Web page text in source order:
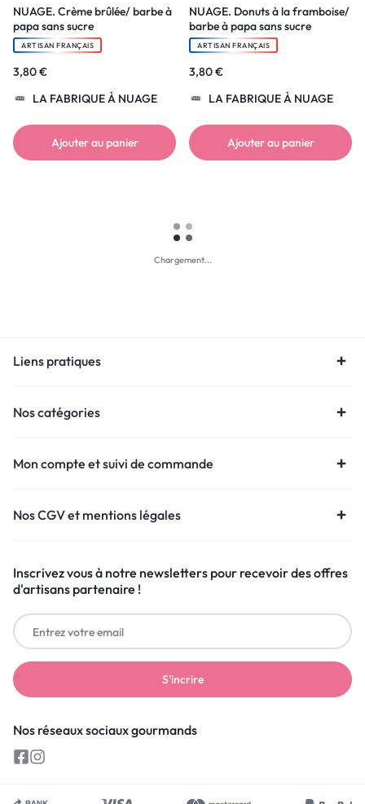
NUAGE. Crème brûlée/ barbe à
papa sans sucre
ARTISAN FRANÇAIS
3,80€
LA FABRIQUE À NUAGE
Ajouter au panier
NUAGE. Donuts à la framboise/
barbe à papa sans sucre
ARTISAN FRANÇAIS
3,80€
LA FABRIQUE À NUAGE
Ajouter au panier
Chargement...
Liens pratiques
Nos catégories
Mon compte et suivi de commande
Nos CGV et mentions légales
Inscrivez vous à notre newsletters pour recevoir des offres
d'artisans partenaire !
Nos réseaux sociaux gourmands